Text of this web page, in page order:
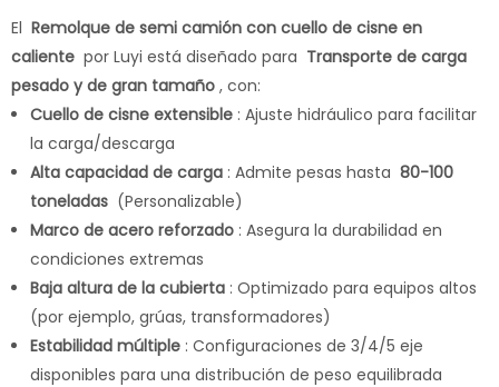
El Remolque de semi camión con cuello de cisne en
caliente por Luyi está diseñado para Transporte de carga
pesado y de gran tamaño , con:
Cuello de cisne extensible : Ajuste hidráulico para facilitar
la carga/descarga
Alta capacidad de carga : Admite pesas hasta 80-100
toneladas (Personalizable)
Marco de acero reforzado : Asegura la durabilidad en
condiciones extremas
Baja altura de la cubierta : Optimizado para equipos altos
(por ejemplo, grúas, transformadores)
Estabilidad múltiple : Configuraciones de 3/4/5 eje
disponibles para una distribución de peso equilibrada